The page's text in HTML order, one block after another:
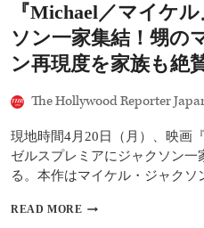
活！
映
画
『MICHAEL
／
イ
ル』“ボ
ー
カ
『Michael／マイケ
ソン一家集結！甥の
ン再現度を家族も絶
The Hollywood Reporter
現地時間4月20日（月）、映画
ゼルスプレミアにジャクソン
る。本作はマイケル・ジャク
READ MORE 『MICHAEL